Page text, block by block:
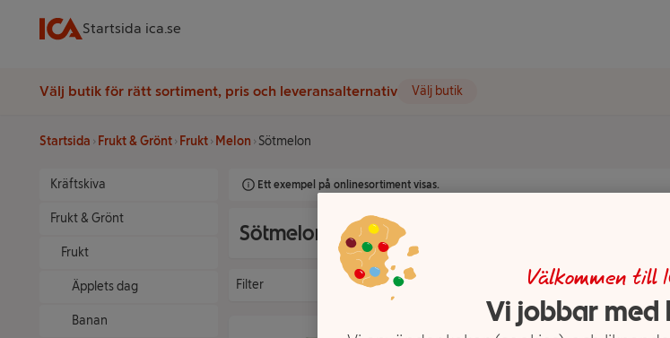
Startsida ica.se
Välj butik för rätt sortiment, pris och leveransalternativ Välj butik
Startsida Frukt & Grönt Frukt Melon Sötmelon
Kräftskiva
Frukt & Grönt
Frukt
Äpplets dag
Banan
Ett exempel på onlinesortiment visas.
Sötmelon
Filter Välkommen till
Vi jobbar med